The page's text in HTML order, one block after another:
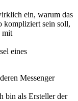
ein, warum das
kompliziert sein soll,
mit
eines
Messenger
bin als Ersteller der